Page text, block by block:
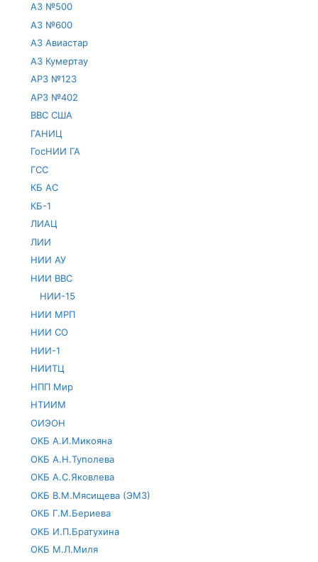
АЗ №500
АЗ №600
АЗ Авиастар
АЗ Кумертау
АРЗ №123
АРЗ №402
ВВС США
ГАНИЦ
ГосНИИ ГА
ГСС
КБ АС
КБ-1
ЛИАЦ
ЛИИ
НИИ АУ
НИИ ВВС
НИИ-15
НИИ МРП
НИИ СО
НИИ-1
НИИТЦ
НПП Мир
НТИИМ
ОИЭОН
ОКБ А.И.Микояна
ОКБ А.Н.Туполева
ОКБ А.С.Яковлева
ОКБ В.М.Мясищева (ЭМЗ)
ОКБ Г.М.Бериева
ОКБ И.П.Братухина
ОКБ М.Л.Миля